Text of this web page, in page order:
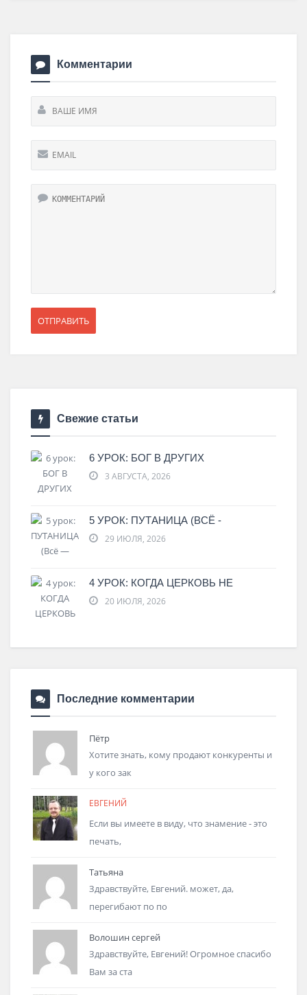
Комментарии
Свежие статьи
6 УРОК: БОГ В ДРУГИХ
3 АВГУСТА, 2026
5 УРОК: ПУТАНИЦА (ВСЁ -
29 ИЮЛЯ, 2026
4 УРОК: КОГДА ЦЕРКОВЬ НЕ
20 ИЮЛЯ, 2026
Последние комментарии
Пётр
Хотите знать, кому продают конкуренты и
у кого зак
ЕВГЕНИЙ
Если вы имеете в виду, что знамение - это
печать,
Татьяна
Здравствуйте, Евгений. может, да,
перегибают по по
Волошин сергей
Здравствуйте, Евгений! Огромное спасибо
Вам за ста